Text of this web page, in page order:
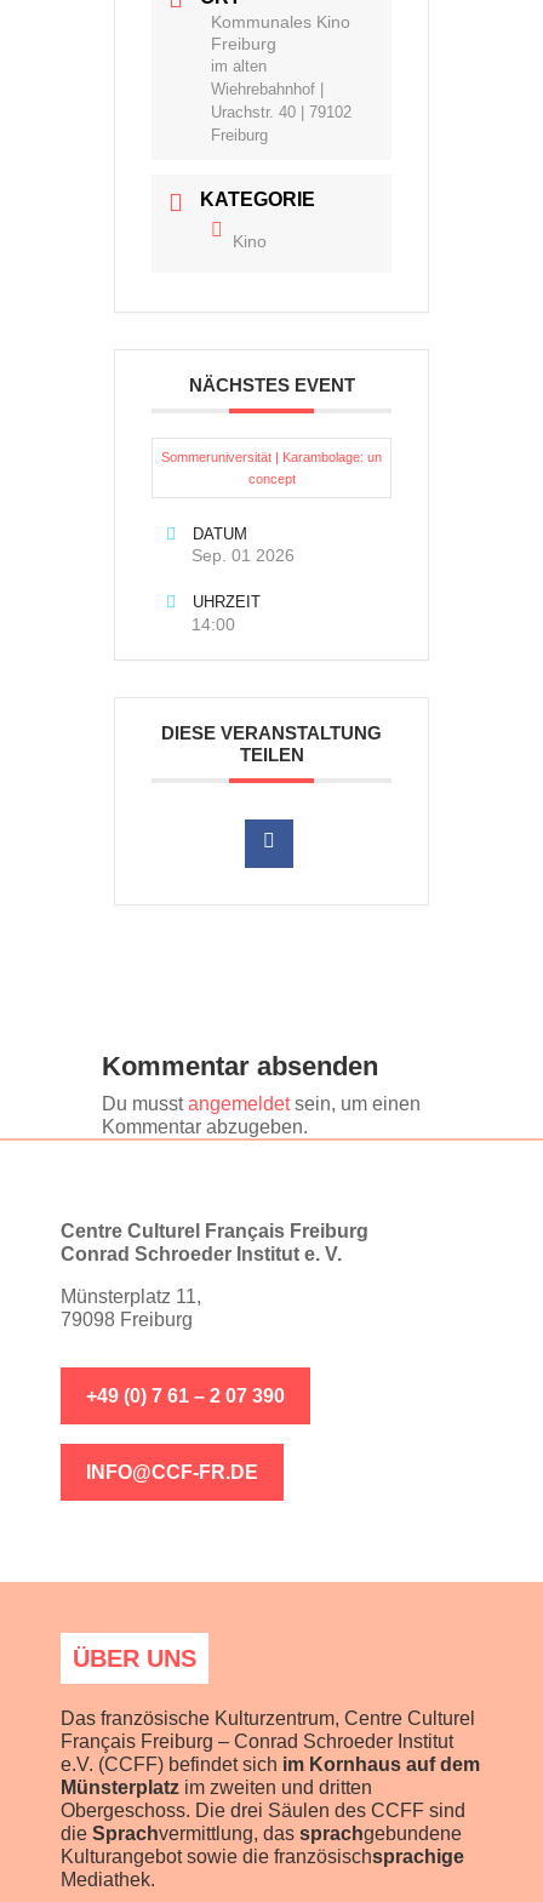
Kommunales Kino
Freiburg
im alten
Wiehrebahnhof |
Urachstr. 40 | 79102
Freiburg
KATEGORIE
Kino
NÄCHSTES EVENT
Sommeruniversität | Karambolage: un
concept
DATUM
Sep. 01 2026
UHRZEIT
14:00
DIESE VERANSTALTUNG
TEILEN
Kommentar absenden
Du musstangemeldetsein, um einen
Kommentar abzugeben.
Centre Culturel Français Freiburg
Conrad Schroeder Institut e. V.
Münsterplatz 11,
79098 Freiburg
+49 (0) 7 61 – 2 07 390
INFO@CCF-FR.DE
ÜBER UNS
Das französische Kulturzentrum, Centre Culturel
Français Freiburg – Conrad Schroeder Institut
e.V. (CCFF) befindet sich im Kornhaus auf dem
Münsterplatz im zweiten und dritten
Obergeschoss. Die drei Säulen des CCFF sind
die Sprachvermittlung, das sprachgebundene
Kulturangebot sowie die französischsprachige
Mediathek.